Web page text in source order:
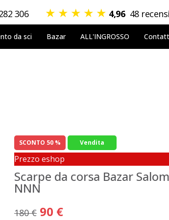
306 ★ ★ ★ ★ ★ 4,96 48
da sci Bazar ALL'INGROSSO
SCONTO 50 % Vendita
Prezzo eshop
Scarpe da corsa Bazar
NNN
180 € 90 €